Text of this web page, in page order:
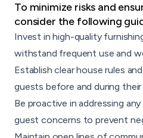
To minimize risks and
consider the following
Invest in high-quality
withstand frequent use and
Establish clear house rules
guests before and during their
Be proactive in addressing
guest concerns to prevent